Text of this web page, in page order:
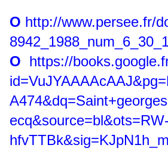
O http://www.persee.fr/
O https://
ecq&source=bl&ots=RW-